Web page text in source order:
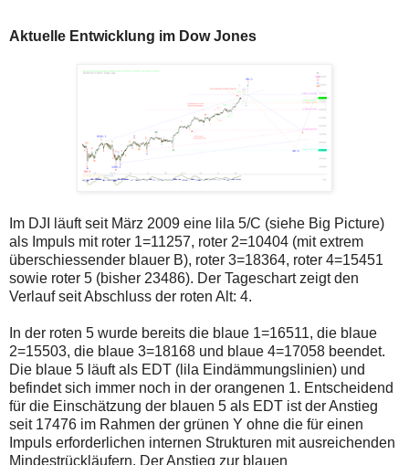
Aktuelle Entwicklung im Dow Jones
Im DJI läuft seit März 2009 eine lila 5/C (siehe Big Picture)
als Impuls mit roter 1=11257, roter 2=10404 (mit extrem
überschiessender blauer B), roter 3=18364, roter 4=15451
sowie roter 5 (bisher 23486). Der Tageschart zeigt den
Verlauf seit Abschluss der roten Alt: 4.
In der roten 5 wurde bereits die blaue 1=16511, die blaue
2=15503, die blaue 3=18168 und blaue 4=17058 beendet.
Die blaue 5 läuft als EDT (lila Eindämmungslinien) und
befindet sich immer noch in der orangenen 1. Entscheidend
für die Einschätzung der blauen 5 als EDT ist der Anstieg
seit 17476 im Rahmen der grünen Y ohne die für einen
Impuls erforderlichen internen Strukturen mit ausreichenden
Mindestrückläufern. Der Anstieg zur blauen